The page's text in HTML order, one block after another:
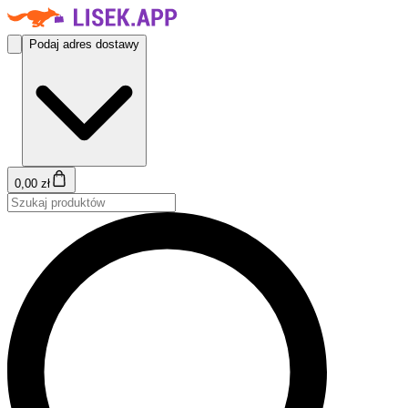
Podaj adres dostawy
0,00 zł